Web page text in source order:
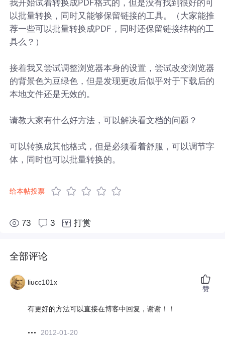
我开始试着转换成PDF格式的，但是没有找到很好的可
以批量转换，同时又能够保留链接的工具。（大家能推
荐一些可以批量转换成PDF，同时还保留链接结构的工
具么？）
接着我又尝试调整浏览器本身的设置，尝试改变浏览器
的背景色为豆绿色，但是发现更改后似乎对于下载后的
本地文件还是无效的。
请教大家有什么好方法，可以解决看文档的问题？
可以转换成其他格式，但是必须看着舒服，可以调节字
体，同时也可以批量转换的。
给本帖投票
73 3 打赏
全部评论
liucc101x
有更好的方法可以直接在博客中回复，谢谢！！
2012-01-20
赞